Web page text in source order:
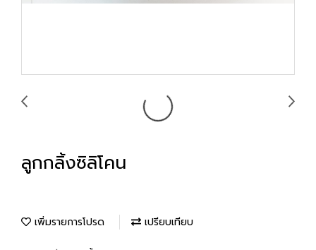
ลูกกลิ้งซิลิโคน
เพิ่มรายการโปรด เปรียบเทียบ